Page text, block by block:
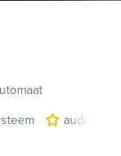
audio